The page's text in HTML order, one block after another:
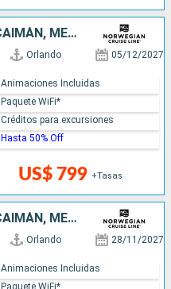
BAHAMAS, JAMAICA, ISLAS CAIMÁN, MÉXICO, ESTADOS UNIDOS
Orlando 05/12/2027
US$ 799 +Tasas
Animaciones Incluidas
Paquete WiFi*
Créditos para excursiones
Hasta 50% Off
BAHAMAS, JAMAICA, ISLAS CAIMÁN, MÉXICO, ESTADOS UNIDOS
Orlando 28/11/2027
Animaciones Incluidas
Paquete WiFi*